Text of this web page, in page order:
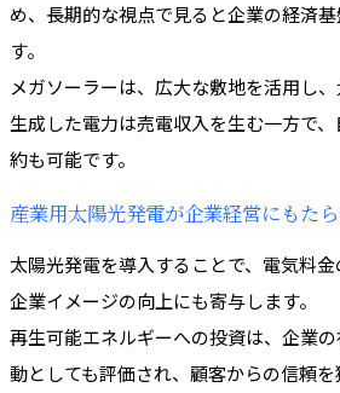
め、長期的な視点で見ると企業の経済
す。
メガソーラーは、広大な敷地を活用し、
生成した電力は売電収入を生む一方で
約も可能です。
産業用太陽光発電が企業経営にもた
太陽光発電を導入することで、電気料金
企業イメージの向上にも寄与します。
再生可能エネルギーへの投資は、企業
動としても評価され、顧客からの信頼